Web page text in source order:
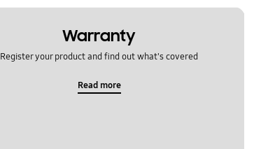
Warranty
Register your product and find out what's covered
Read more